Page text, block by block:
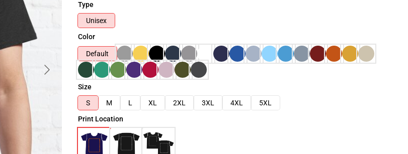
Type
Unisex
Color
Default
Size
S
M L XL 2XL 3XL 4XL
5XL
Print Location